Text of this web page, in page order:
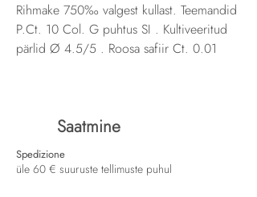
Rihmake 750‰ valgest kullast. Teemandid
P.Ct. 10 Col. G puhtus SI . Kultiveeritud
pärlid Ø 4.5/5 . Roosa safiir Ct. 0.01
Saatmine
Spedizione
üle 60 € suuruste tellimuste puhul